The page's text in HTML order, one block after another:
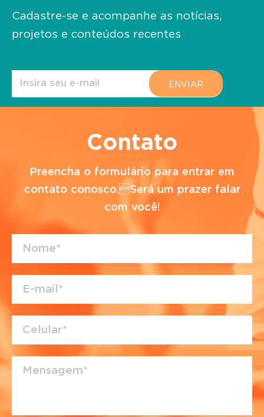
Cadastre-se e acompanhe as notícias,
projetos e conteúdos recentes
Contato
Preencha o formulário para entrar em
contato conosco.Será um prazer falar
com você!